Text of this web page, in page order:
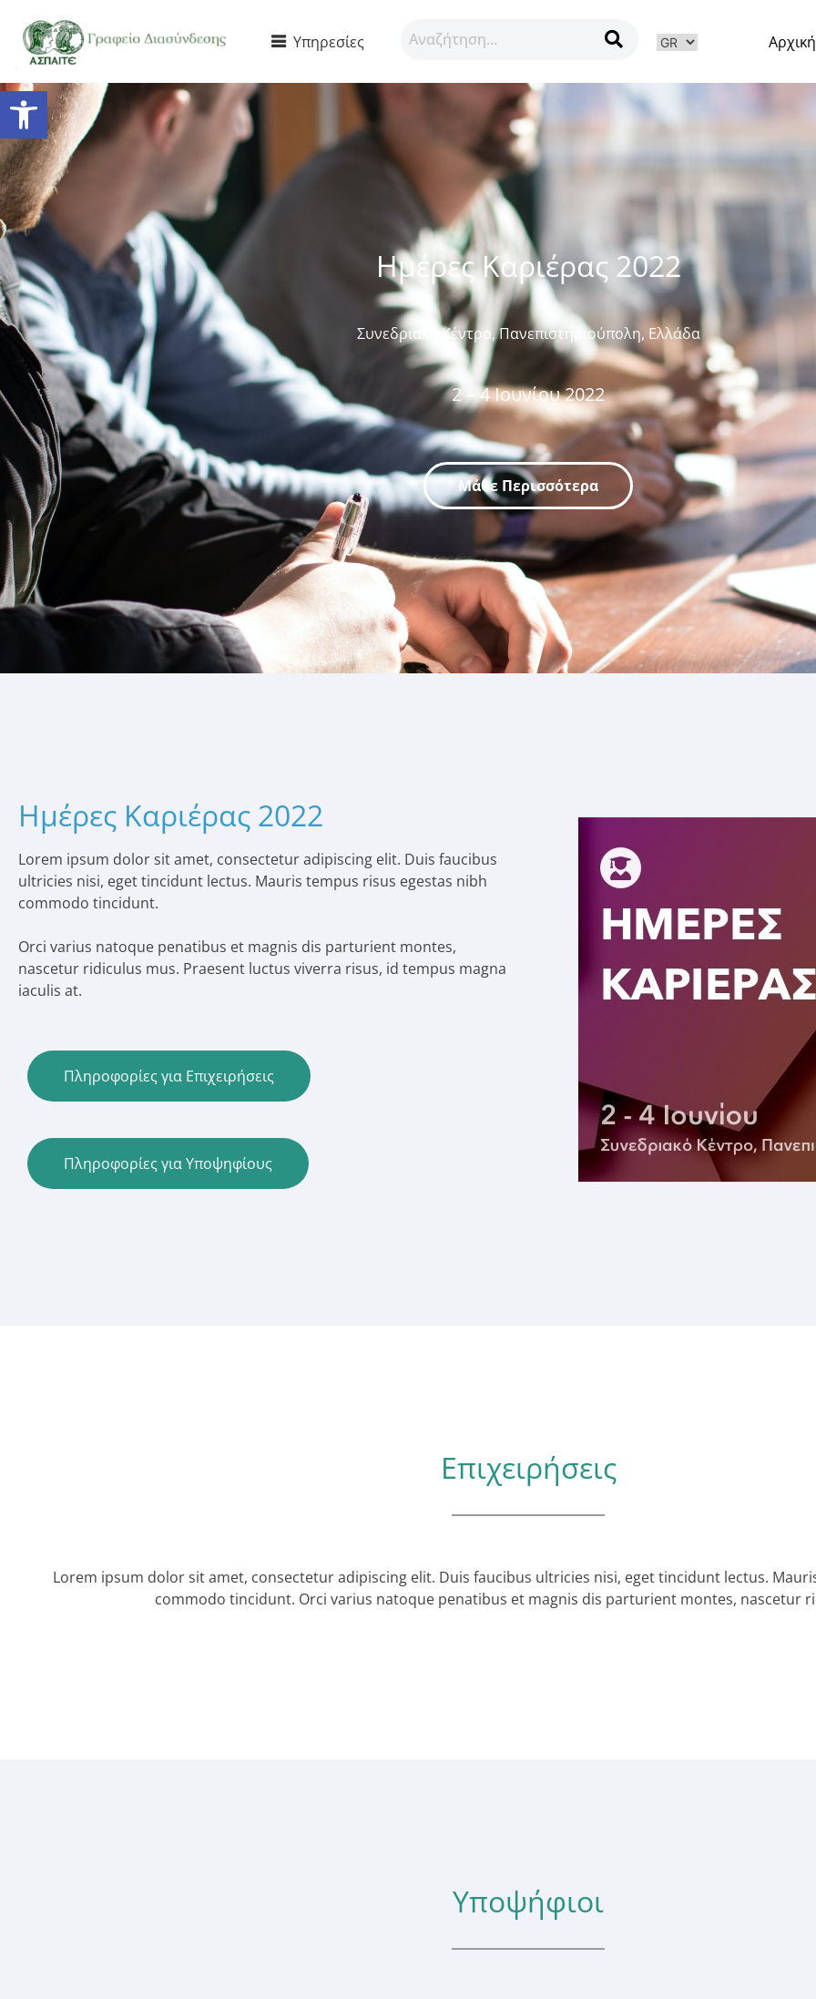
Ανοίξτε τη γραμμή εργαλείων
Υπηρεσίες Αρχική
Ημέρες Καριέρας 2022
Συνεδριακό Κέντρο, Πανεπιστημιούπολη, Ελλάδα
2 – 4 Ιουνίου 2022
Μάθε Περισσότερα
Ημέρες Καριέρας 2022
Lorem ipsum dolor sit amet, consectetur adipiscing elit. Duis faucibus
ultricies nisi, eget tincidunt lectus. Mauris tempus risus egestas nibh
commodo tincidunt.
Orci varius natoque penatibus et magnis dis parturient montes,
nascetur ridiculus mus. Praesent luctus viverra risus, id tempus magna
iaculis at.
Πληροφορίες για Επιχειρήσεις
Πληροφορίες για Υποψηφίους
Επιχειρήσεις
Lorem ipsum dolor sit amet, consectetur adipiscing elit. Duis faucibus ultricies nisi, eget tincidunt lectus.
commodo tincidunt. Orci varius natoque penatibus et magnis dis parturient montes, nascetur
Υποψήφιοι